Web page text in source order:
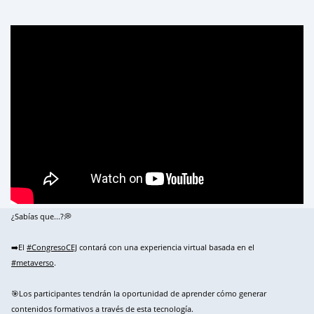
¿Sabías que...?💭
➡️El #CongresoCEJ contará con una experiencia virtual basada en el
#metaverso.
🎯Los participantes tendrán la oportunidad de aprender cómo generar
contenidos formativos a través de esta tecnología.